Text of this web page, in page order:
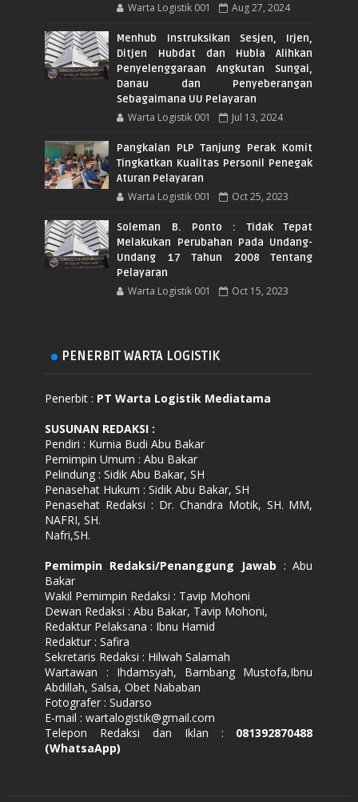
Warta Logistik 001 Aug 27, 2024
Menhub Instruksikan Sesjen, Irjen,
Ditjen Hubdat dan Hubla Alihkan
Penyelenggaraan Angkutan Sungai,
Danau dan Penyeberangan
Sebagaimana UU Pelayaran
Warta Logistik 001 Jul 13, 2024
Pangkalan PLP Tanjung Perak Komit
Tingkatkan Kualitas Personil Penegak
Aturan Pelayaran
Warta Logistik 001 Oct 25, 2023
Soleman B. Ponto : Tidak Tepat
Melakukan Perubahan Pada Undang-
Undang 17 Tahun 2008 Tentang
Pelayaran
Warta Logistik 001 Oct 15, 2023
PENERBIT WARTA LOGISTIK
Penerbit : PT Warta Logistik Mediatama
SUSUNAN REDAKSI :
Pendiri : Kurnia Budi Abu Bakar
Pemimpin Umum : Abu Bakar
Pelindung : Sidik Abu Bakar, SH
Penasehat Hukum : Sidik Abu Bakar, SH
Penasehat Redaksi : Dr. Chandra Motik, SH. MM,
NAFRI, SH.
Nafri,SH.
Pemimpin Redaksi/Penanggung Jawab : Abu
Bakar
Wakil Pemimpin Redaksi : Tavip Mohoni
Dewan Redaksi : Abu Bakar, Tavip Mohoni,
Redaktur Pelaksana : Ibnu Hamid
Redaktur : Safira
Sekretaris Redaksi : Hilwah Salamah
Wartawan : Ihdamsyah, Bambang Mustofa,Ibnu
Abdillah, Salsa, Obet Nababan
Fotografer : Sudarso
E-mail : wartalogistik@gmail.com
Telepon Redaksi dan Iklan : 081392870488
(WhatsaApp)